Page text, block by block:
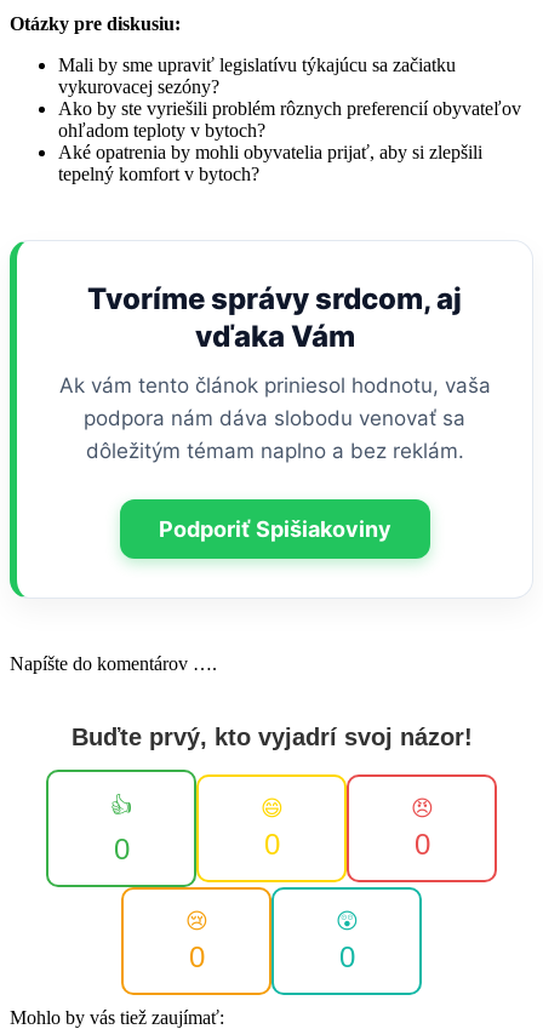
Otázky pre diskusiu:
Mali by sme upraviť legislatívu týkajúcu sa začiatku
vykurovacej sezóny?
Ako by ste vyriešili problém rôznych preferencií obyvateľov
ohľadom teploty v bytoch?
Aké opatrenia by mohli obyvatelia prijať, aby si zlepšili
tepelný komfort v bytoch?
Tvoríme správy srdcom, aj
vďaka Vám
Ak vám tento článok priniesol hodnotu, vaša
podpora nám dáva slobodu venovať sa
dôležitým témam naplno a bez reklám.
Podporiť Spišiakoviny
Napíšte do komentárov ….
Buďte prvý, kto vyjadrí svoj názor!
👍
0
😄
0
😠
0
😢
0
😲
0
Mohlo by vás tiež zaujímať: